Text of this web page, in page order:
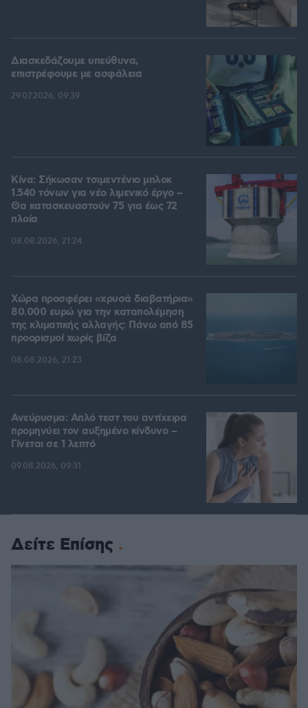
Διασκεδάζουμε υπεύθυνα,
επιστρέφουμε με ασφάλεια
29.07.2026, 09:39
Κίνα: Σήκωσαν τσιμεντένιο μπλοκ
1.540 τόνων για νέο λιμενικό έργο –
Θα κατασκευαστούν 75 για έως 72
πλοία
08.08.2026, 21:24
Χώρα προσφέρει «χρυσά διαβατήρια»
80.000 ευρώ για την καταπολέμηση
της κλιματικής αλλαγής: Πάνω από 85
προορισμοί χωρίς βίζα
08.08.2026, 21:23
Ανεύρυσμα: Απλό τεστ του αντίχειρα
προμηνύει τον αυξημένο κίνδυνο –
Γίνεται σε 1 λεπτό
09.08.2026, 09:31
Δείτε Επίσης